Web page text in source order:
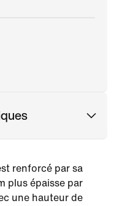
renforcé par sa
plus épaisse par
une hauteur de